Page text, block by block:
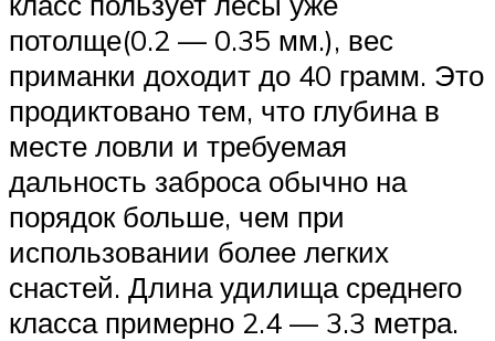
потолще(0.2 — 0.35 мм.), вес
приманки доходит до 40 грамм. Это
продиктовано тем, что глубина в
месте ловли и требуемая
дальность заброса обычно на
порядок больше, чем при
использовании более легких
снастей. Длина удилища среднего
класса примерно 2.4 — 3.3 метра.